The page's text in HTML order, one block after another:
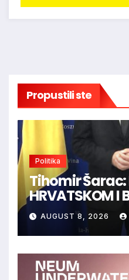
Propustili ste
Politika
Tihomir Šarac:
HRVATSKOM I
NARODU U BiH
AUGUST 8, 2026